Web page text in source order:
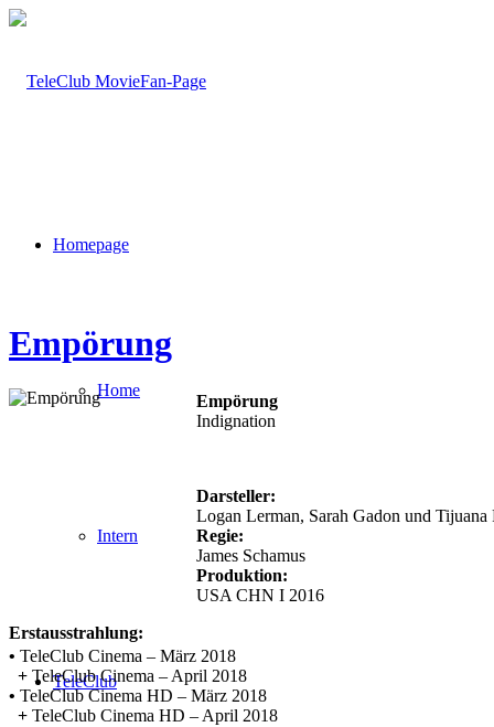
Homepage
Home
Intern
TeleClub
Empörung
Empörung
Indignation
Darsteller:
Logan Lerman, Sarah Gadon und Tijuana
Regie:
James Schamus
Produktion:
USA CHN I 2016
Erstausstrahlung:
• TeleClub Cinema – März 2018
+ TeleClub Cinema – April 2018
• TeleClub Cinema HD – März 2018
+ TeleClub Cinema HD – April 2018